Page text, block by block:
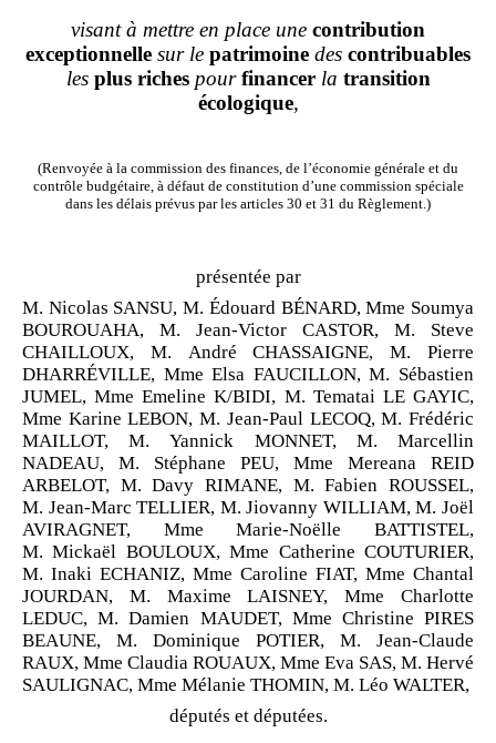
visant à mettre en place une contribution
exceptionnelle sur le patrimoine des contribuables
les plus richespourfinancerla transition
écologique,
(Renvoyée à la commission des finances, de l’économie générale et du
contrôle budgétaire, à défaut de constitution d’une commission spéciale
dans les délais prévus par les articles 30 et 31 du Règlement.)
présentée par
M. Nicolas SANSU, M. Édouard BÉNARD, Mme Soumya
BOUROUAHA, M. Jean-Victor CASTOR, M. Steve
CHAILLOUX, M. André CHASSAIGNE, M. Pierre
DHARRÉVILLE, Mme Elsa FAUCILLON, M. Sébastien
JUMEL, Mme Emeline K/BIDI, M. Tematai LE GAYIC,
Mme Karine LEBON, M. Jean-Paul LECOQ, M. Frédéric
MAILLOT, M. Yannick MONNET, M. Marcellin
NADEAU, M. Stéphane PEU, Mme Mereana REID
ARBELOT, M. Davy RIMANE, M. Fabien ROUSSEL,
M. Jean-Marc TELLIER, M. Jiovanny WILLIAM, M. Joël
AVIRAGNET, Mme Marie-Noëlle BATTISTEL,
M. Mickaël BOULOUX, Mme Catherine COUTURIER,
M. Inaki ECHANIZ, Mme Caroline FIAT, Mme Chantal
JOURDAN, M. Maxime LAISNEY, Mme Charlotte
LEDUC, M. Damien MAUDET, Mme Christine PIRES
BEAUNE, M. Dominique POTIER, M. Jean-Claude
RAUX, Mme Claudia ROUAUX, Mme Eva SAS, M. Hervé
SAULIGNAC, Mme Mélanie THOMIN, M. Léo WALTER,
députés et députées.